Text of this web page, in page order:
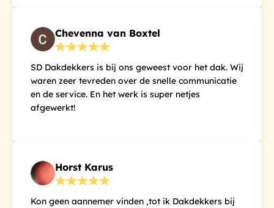
Chevenna van Boxtel
SD Dakdekkers is bij ons geweest voor het dak. Wij
waren zeer tevreden over de snelle communicatie
en de service. En het werk is super netjes
afgewerkt!
Horst Karus
Kon geen aannemer vinden ,tot ik Dakdekkers bij